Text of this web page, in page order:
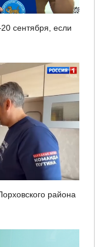
сентября, если
района